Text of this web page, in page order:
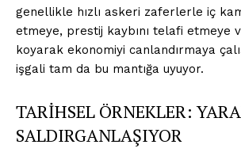
genellikle hızlı askeri zaferlerle iç
etmeye, prestij kaybını telafi etmeye
koyarak ekonomiyi canlandırmaya
işgali tam da bu mantığa uyuyor.
TARİHSEL ÖRNEKLER:
SALDIRGANLAŞIYOR